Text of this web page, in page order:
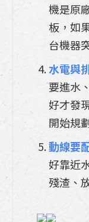
機是原
板，如
台機器
水電與
要進水
好才發
開始規
動線要
好靠近
殘渣、